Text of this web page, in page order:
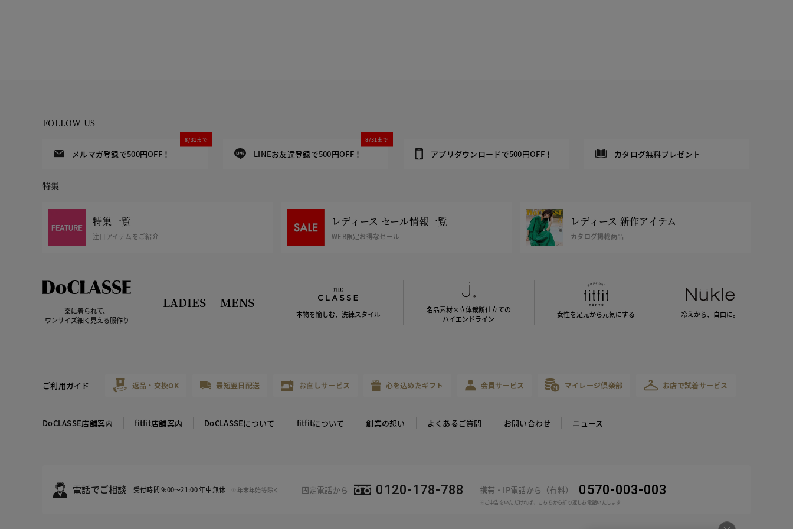
FOLLOW US
メルマガ登録で500円OFF！
8/31まで
LINEお友達登録で500円OFF！
8/31まで
アプリダウンロードで500円OFF！ カタログ無料プレゼント
特集
特集一覧
注目アイテムをご紹介
レディース セール情報一覧
WEB限定お得なセール
レディース 新作アイテム
カタログ掲載商品
楽に着られて、
ワンサイズ細く見える服作り
LADIES MENS
本物を愉しむ、洗練スタイル
名品素材×立体裁断仕立ての
ハイエンドライン
女性を足元から元気にする 冷えから、 自由に。
ご利用ガイド 返品・交換OK 最短翌日配送 お直しサービス 心を込めたギフト 会員サービス マイレージ倶楽部 お店で試着サービス
DoCLASSE店舗案内 fitfit店舗案内 DoCLASSEについて fitfitについて 創業の想い よくあるご質問 お問い合わせ ニュース
電話でご相談 受付時間 9:00～21:00 年中無休 ※年末年始等除く 固定電話から 0120-178-788 携帯・IP電話から（有料） 0570-003-003
※ご申告をいただければ、こちらから折り返しお電話いたします